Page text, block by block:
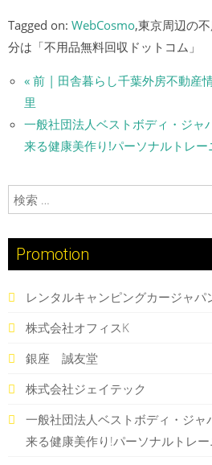
Tagged on: WebCosmo,東京周辺の
分は「不用品無料回収ドットコム」
« 前 | 田舎暮らし千葉外房不動産
里
一般社団法人ベストボディ・ジャ
来る健康美作り!パーソナルトレ
検索:
Promotion
レンタルキャンピングカージャパ
株式会社オフィスK
銀座 誠友堂
株式会社ジェイテック
一般社団法人ベストボディ・ジャ
来る健康美作り!パーソナルトレー